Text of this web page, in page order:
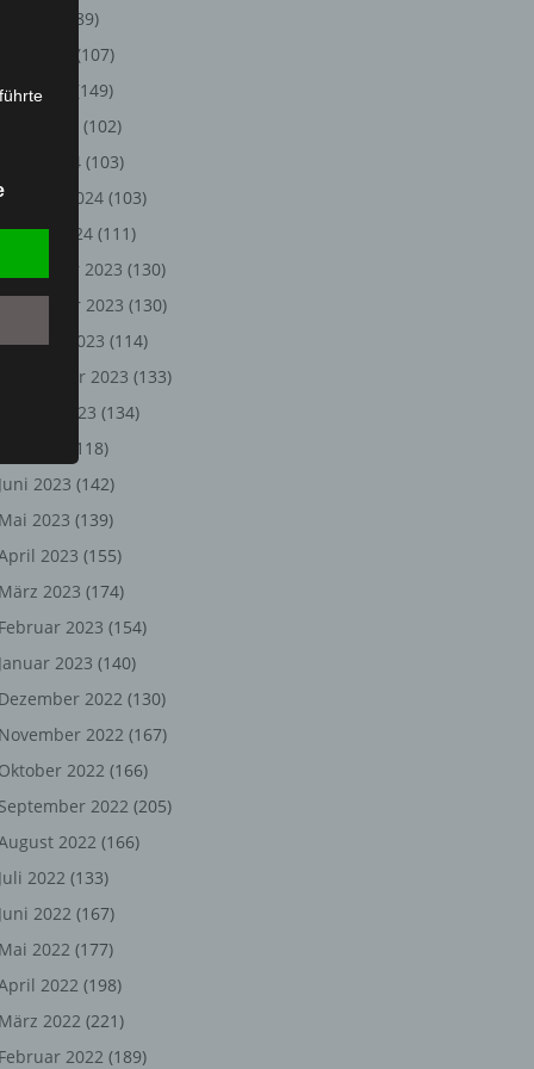
(89)
(107)
Mai 2024
(149)
(102)
März 2024 (103)
2024 (103)
2024 (111)
Dezember 2023 (130)
November 2023 (130)
2023 (114)
September 2023 (133)
August 2023 (134)
(118)
Juni 2023 (142)
Mai 2023 (139)
2023 (155)
März 2023 (174)
Februar 2023 (154)
Januar 2023 (140)
Dezember 2022 (130)
November 2022 (167)
Oktober 2022 (166)
September 2022 (205)
2022 (166)
Juli 2022 (133)
Juni 2022 (167)
Mai 2022 (177)
2022 (198)
März 2022 (221)
Februar 2022 (189)
oder